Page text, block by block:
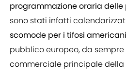
programmazione oraria
sono stati infatti
scomode per i tifosi americani
pubblico europeo, da
commerciale principale della